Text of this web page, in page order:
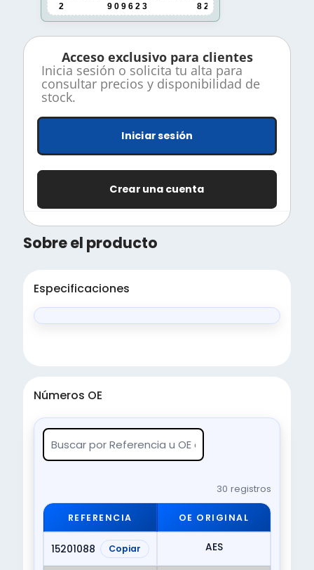
2 9 0 9 6 2 3 8 2 8 9 4 8
Acceso exclusivo para clientes
Inicia sesión o solicita tu alta para
consultar precios y disponibilidad de
stock.
Iniciar sesión
Crear una cuenta
Sobre el producto
Especificaciones
Números OE
30 registros
REFERENCIA OE ORIGINAL
15201088 Copiar AES